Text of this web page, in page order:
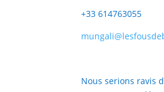
+33 614763055
Nous serions ravis